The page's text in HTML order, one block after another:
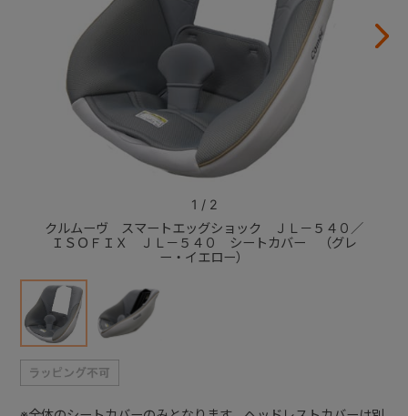
クルムーヴ スマートエッグショック ＪＬ－５４０／
ＩＳＯＦＩＸ ＪＬ－５４０ シートカバー （グレ
ー・イエロー）
1 / 2